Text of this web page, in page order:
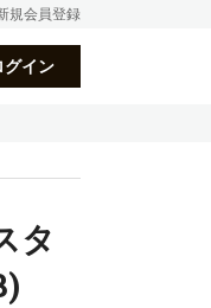
規会員登録
グイン
タ